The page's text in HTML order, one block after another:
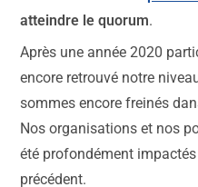
atteindre le quorum.
Après une année 2020
encore retrouvé notre
sommes encore freinés
Nos organisations et nos
été profondément
précédent.